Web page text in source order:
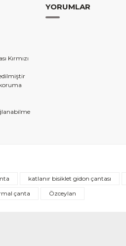
YORUMLAR
Kırmızı
katlanır bisiklet gidon çantası
çanta Özceylan